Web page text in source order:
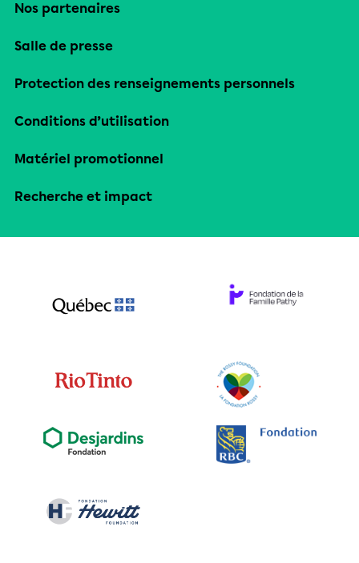
Nos partenaires
Salle de presse
Protection des renseignements personnels
Conditions d’utilisation
Matériel promotionnel
Recherche et impact